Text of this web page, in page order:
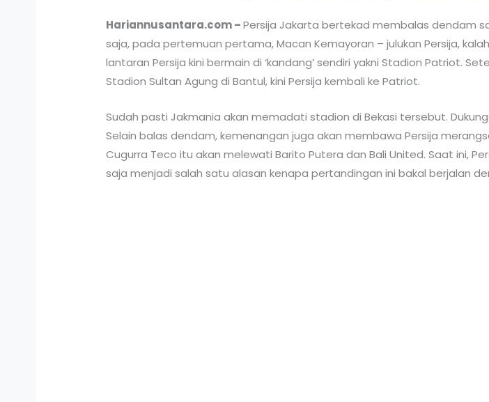
Hariannusantara.com –Persija Jakarta bertekad membalas dendam
saja, pada pertemuan pertama, Macan Kemayoran – julukan Persija,
lantaran Persija kini bermain di ‘kandang’ sendiri yakni Stadion Patriot.
Stadion Sultan Agung di Bantul, kini Persija kembali ke Patriot.
Sudah pasti Jakmania akan memadati stadion di Bekasi tersebut.
Selain balas dendam, kemenangan juga akan membawa Persija
Cugurra Teco itu akan melewati Barito Putera dan Bali United. Saat ini,
saja menjadi salah satu alasan kenapa pertandingan ini bakal berjalan